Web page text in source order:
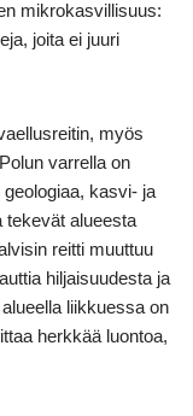
mikrokasvillisuus:
joita ei juuri
myös
varrella on
kasvi- ja
tekevät alueesta
reitti muuttuu
hiljaisuudesta ja
liikkuessa on
herkkää luontoa,